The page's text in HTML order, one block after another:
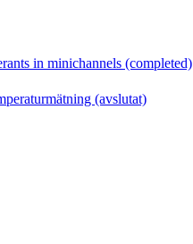
in minichannels (completed)
(avslutat)